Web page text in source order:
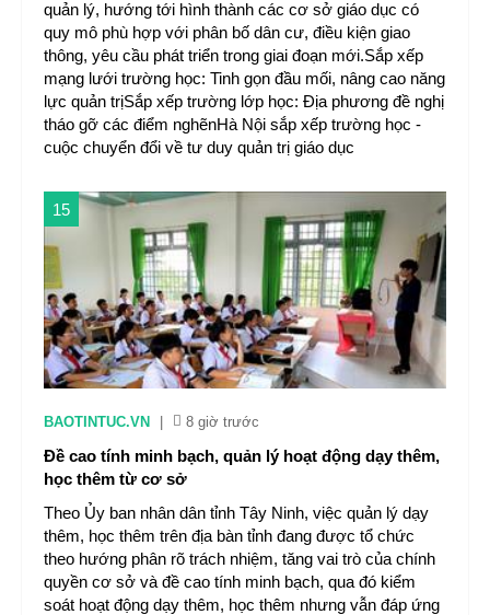
quản lý, hướng tới hình thành các cơ sở giáo dục có
quy mô phù hợp với phân bố dân cư, điều kiện giao
thông, yêu cầu phát triển trong giai đoạn mới.Sắp xếp
mạng lưới trường học: Tinh gọn đầu mối, nâng cao năng
lực quản trịSắp xếp trường lớp học: Địa phương đề nghị
tháo gỡ các điểm nghẽnHà Nội sắp xếp trường học -
cuộc chuyển đổi về tư duy quản trị giáo dục
15
BAOTINTUC.VN 8 giờ trước
Đề cao tính minh bạch, quản lý hoạt động dạy thêm,
học thêm từ cơ sở
Theo Ủy ban nhân dân tỉnh Tây Ninh, việc quản lý dạy
thêm, học thêm trên địa bàn tỉnh đang được tổ chức
theo hướng phân rõ trách nhiệm, tăng vai trò của chính
quyền cơ sở và đề cao tính minh bạch, qua đó kiểm
soát hoạt động dạy thêm, học thêm nhưng vẫn đáp ứng